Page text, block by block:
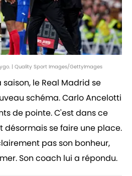
| Quality Sport Images/GettyImages
le Real Madrid se
schéma. Carlo Ancelotti
de pointe. C'est dans ce
désormais se faire une place.
pas son bonheur,
Son coach lui a répondu.